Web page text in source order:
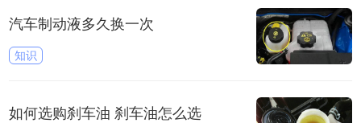
汽车制动液多久换一次
知识
如何选购刹车油 刹车油怎么选